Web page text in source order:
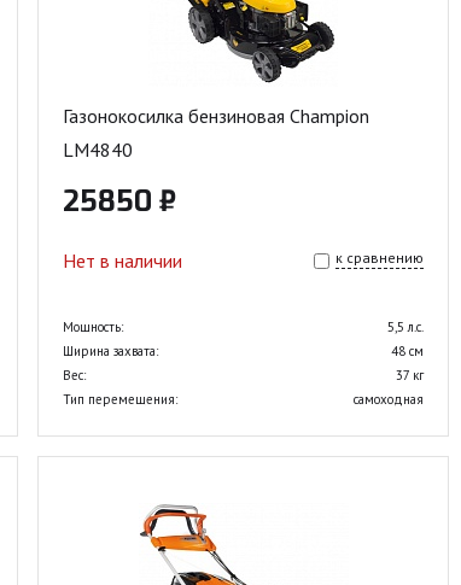
Газонокосилка бензиновая Champion
LM4840
25850 ₽
к сравнению
Нет в наличии
Мощность:
5,5 л.с.
Ширина захвата:
48 см
Вес:
37 кг
Тип перемещения:
самоходная